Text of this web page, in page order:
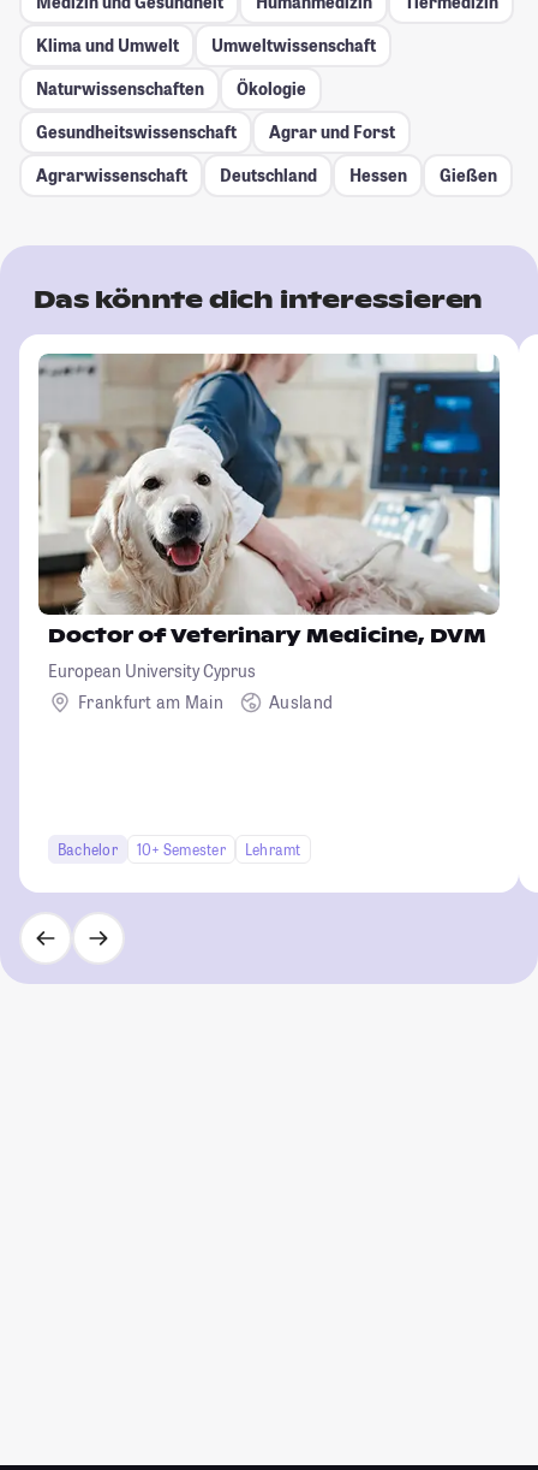
Klima und Umwelt
Umweltwissenschaft
Naturwissenschaften
Ökologie
Gesundheitswissenschaft
Agrar und Forst
Agrarwissenschaft
Deutschland Hessen Gießen
Das könnte dich interessieren
Doctor of Veterinary Medicine, DVM
European University Cyprus
Frankfurt am Main
Ausland
Bachelor 10+ Semester Lehramt